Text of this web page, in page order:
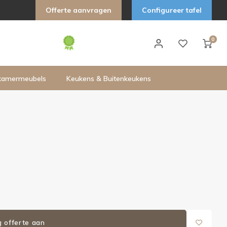
Offerte aanvragen Configureer tafel
0
Keukens & Buitenkeukens
offerte aan